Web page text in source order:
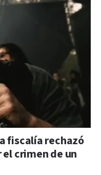
fiscalía rechazó
crimen de un